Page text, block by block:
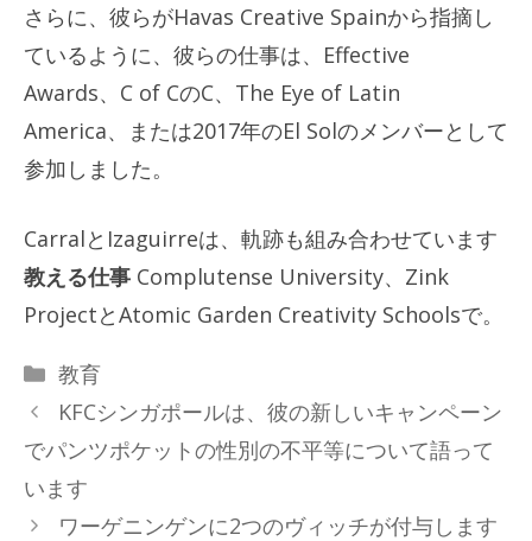
さらに、彼らがHavas Creative Spainから指摘し
ているように、彼らの仕事は、Effective
Awards、C of CのC、The Eye of Latin
America、または2017年のEl Solのメンバーとして
参加しました。
CarralとIzaguirreは、軌跡も組み合わせています
教える仕事 Complutense University、Zink
ProjectとAtomic Garden Creativity Schoolsで。
カ
テ
リ
ー
教育
KFCシンガポールは、彼の新しいキャンペーン
でパンツポケットの性別の不平等について語って
います
ワーゲニンゲンに2つのヴィッチが付与します